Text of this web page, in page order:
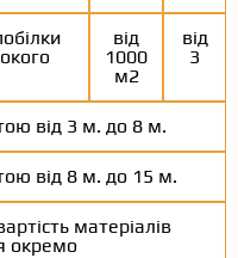
від
1000
м2
від
3
від 3 м. до 8 м.
від 8 м. до 15 м.
матеріалів
окремо